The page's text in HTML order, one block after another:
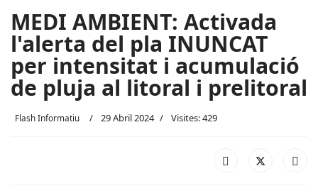
MEDI AMBIENT: Activada
l'alerta del pla INUNCAT
per intensitat i acumulació
de pluja al litoral i prelitoral
Flash Informatiu 29 Abril 2024 Visites: 429